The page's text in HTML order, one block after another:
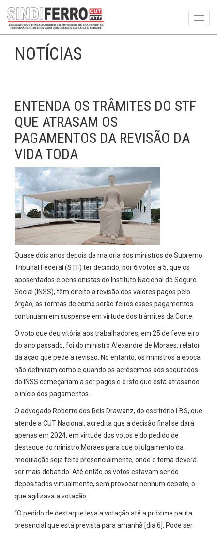
NOTÍCIAS
ENTENDA OS TRÂMITES DO STF
QUE ATRASAM OS
PAGAMENTOS DA REVISÃO DA
VIDA TODA
Quase dois anos depois da maioria dos ministros do Supremo
Tribunal Federal (STF) ter decidido, por 6 votos a 5, que os
aposentados e pensionistas do Instituto Nacional do Seguro
Social (INSS), têm direito a revisão dos valores pagos pelo
órgão, as formas de como serão feitos esses pagamentos
continuam em suspense em virtude dos trâmites da Corte.
O voto que deu vitória aos trabalhadores, em 25 de fevereiro
do ano passado, foi do ministro Alexandre de Moraes, relator
da ação que pede a revisão. No entanto, os ministros à época
não definiram como e quando os acréscimos aos segurados
do INSS começariam a ser pagos e é isto que está atrasando
o início dos pagamentos.
O advogado Roberto dos Reis Drawanz, do escritório LBS, que
atende a CUT Nacional, acredita que a decisão final se dará
apenas em 2024, em virtude dos votos e do pedido de
destaque do ministro Moraes para que o julgamento da
modulação seja feito presencialmente, onde o tema deverá
ser mais debatido. Até então os votos estavam sendo
depositados virtualmente, sem provocar nenhum debate, o
que agilizava a votação.
“O pedido de destaque leva a votação até a próxima pauta
presencial que está prevista para amanhã [dia 6]. Pode ser